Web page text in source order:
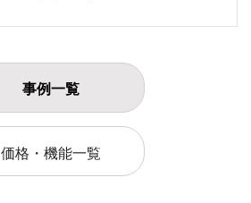
事例一覧
価格・機能一覧